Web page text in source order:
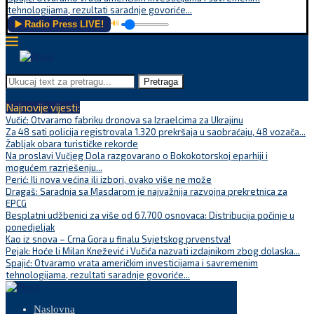
tehnologijama, rezultati saradnje govoriće...
▶️ Radio Press LIVE! 🔊
Pretraga
Najnovije vijesti:
Vučić: Otvaramo fabriku dronova sa Izraelcima za Ukrajinu
Za 48 sati policija registrovala 1.320 prekršaja u saobraćaju, 48 vozača...
Žabljak obara turističke rekorde
Na proslavi Vučjeg Dola razgovarano o Bokokotorskoj eparhiji i
mogućem razrješenju...
Perić: Ili nova većina ili izbori, ovako više ne može
Dragaš: Saradnja sa Masdarom je najvažnija razvojna prekretnica za
EPCG
Besplatni udžbenici za više od 67.700 osnovaca: Distribucija počinje u
ponedjeljak
Kao iz snova – Crna Gora u finalu Svjetskog prvenstva!
Pejak: Hoće li Milan Knežević i Vučića nazvati izdajnikom zbog dolaska...
Spajić: Otvaramo vrata američkim investicijama i savremenim
tehnologijama, rezultati saradnje govoriće...
Naslovna